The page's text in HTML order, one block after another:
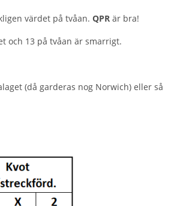
värdet på tvåan. QPR är bra!
och 13 på tvåan är smarrigt.
(då garderas nog Norwich) eller så